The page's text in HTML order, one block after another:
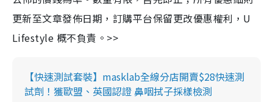
更新至文章發佈日期，訂購平台保留更改優惠權利，U
Lifestyle 概不負責。>>
【快速測試套裝】masklab全線分店開賣$28快速測
試劑！獲歐盟、英國認證 鼻咽拭子採樣檢測